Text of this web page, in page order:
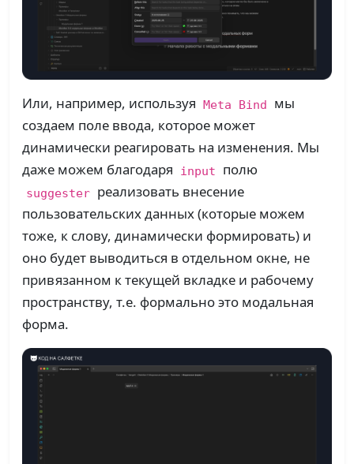
Или, например, используя Meta Bind
мы
создаем поле ввода, которое может
динамически реагировать на изменения. Мы
даже можем благодаря
input полю
suggester
реализовать внесение
пользовательских данных (которые можем
тоже, к слову, динамически формировать) и
оно будет выводиться в отдельном окне, не
привязанном к текущей вкладке и рабочему
пространству, т.е. формально это модальная
форма.